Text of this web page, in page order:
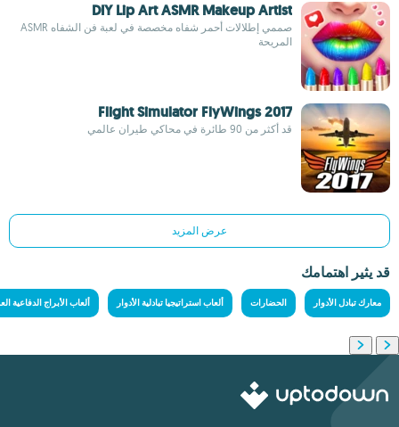
DIY Lip Art ASMR Makeup Artist
صممي إطلالات أحمر شفاه مخصصة في لعبة فن الشفاه ASMR
المريحة
Flight Simulator FlyWings 2017
قد أكثر من 90 طائرة في محاكي طيران عالمي
عرض المزيد
قد يثير اهتمامك
معارك تبادل الأدوار الحضارات ألعاب استراتيجيا تبادلية الأدوار ألعاب الأبراج الدفاعية